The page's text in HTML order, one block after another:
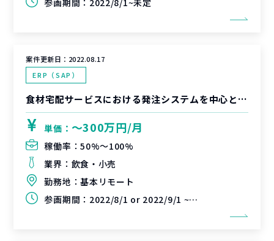
参画期間： 2022/8/1~未定
案件更新日： 2022.08.17
ERP（SAP）
食材宅配サービスにおける発注システムを中心としたシステム構築支援
単価： 〜300万円/月
稼働率：50%〜100%
業界： 飲食・小売
勤務地：基本リモート
参画期間： 2022/8/1 or 2022/9/1 ~ 未定